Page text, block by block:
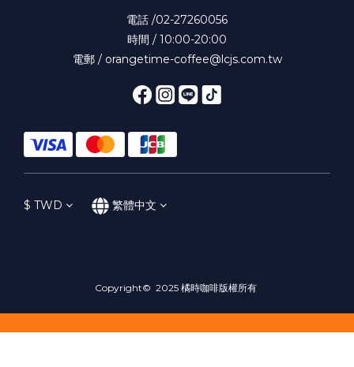
電話 /02-27260056
時間 / 10:00-20:00
電郵 / orangetime-coffee@lcjs.com.tw
$ TWD 繁體中文
Copyright© 2025 橘時咖啡版權所有